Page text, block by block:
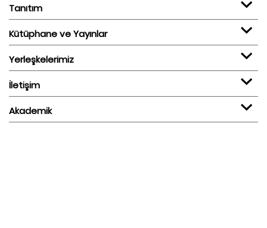
Tanıtım
Kütüphane ve Yayınlar
Yerleşkelerimiz
İletişim
Akademik